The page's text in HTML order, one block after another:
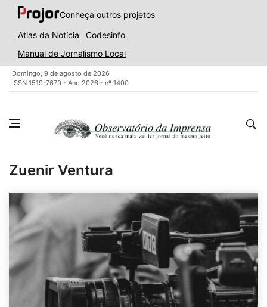
Conheça outros projetos
Atlas da Notícia
Codesinfo
Manual de Jornalismo Local
Domingo, 9 de agosto de 2026
ISSN 1519-7670 - Ano 2026 - nº 1400
Zuenir Ventura